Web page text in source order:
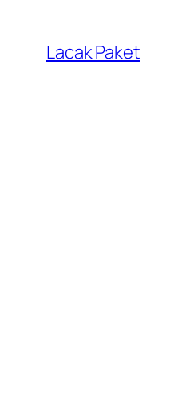
konten
Lacak Paket